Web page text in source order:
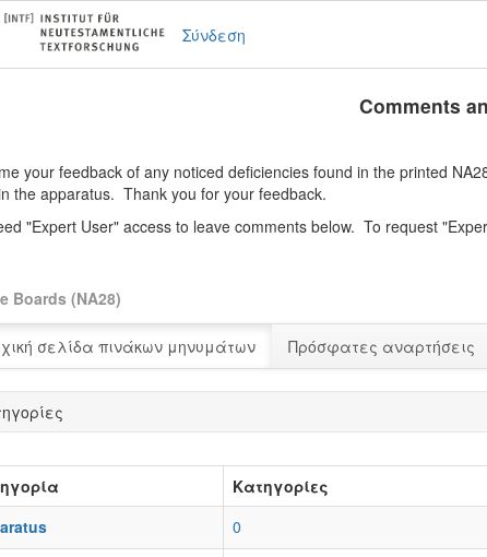
Σύνδεση
Comments
your feedback of any noticed deficiencies found in the printed
the apparatus. Thank you for your feedback.
"Expert User" access to leave comments below. To request
Boards (NA28)
σελίδα πινάκων μηνυμάτων Πρόσφατες αναρτήσεις
Κατηγορίες
0